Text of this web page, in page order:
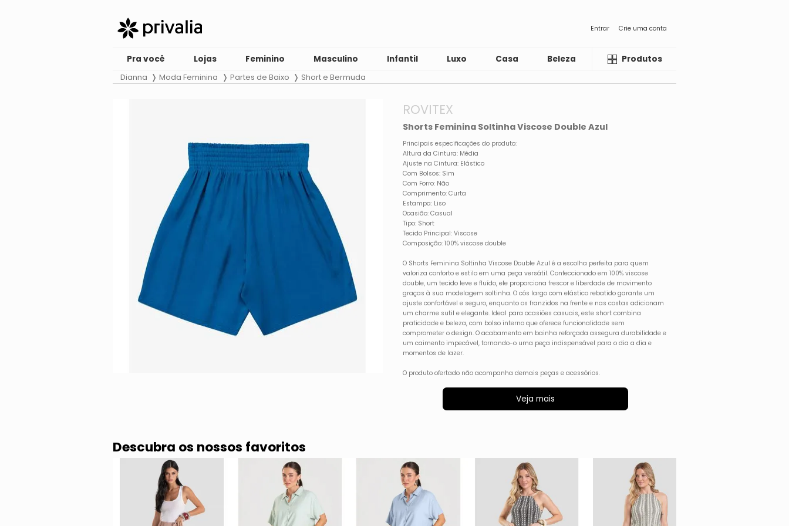
Entrar Crie uma conta
Pra você Lojas Feminino Masculino Infantil Luxo Casa Beleza LiquidaProdutos
Dianna Moda Feminina Partes de Baixo Short e Bermuda
ROVITEX
Shorts Feminina Soltinha Viscose Double Azul
Principais especificações do produto:
Altura da Cintura: Média
Ajuste na Cintura: Elástico
Com Bolsos: Sim
Com Forro: Não
Comprimento: Curta
Estampa: Liso
Ocasião: Casual
Tipo: Short
Tecido Principal: Viscose
Composição: 100% viscose double
O Shorts Feminina Soltinha Viscose Double Azul é a escolha perfeita para quem
valoriza conforto e estilo em uma peça versátil. Confeccionado em 100% viscose
double, um tecido leve e fluído, ele proporciona frescor e liberdade de movimento
graças à sua modelagem soltinha. O cós largo com elástico rebatido garante um
ajuste confortável e seguro, enquanto os franzidos na frente e nas costas adicionam
um charme sutil e elegante. Ideal para ocasiões casuais, este short combina
praticidade e beleza, com bolso interno que oferece funcionalidade sem
comprometer o design. O acabamento em bainha reforçada assegura durabilidade e
um caimento impecável, tornando-o uma peça indispensável para o dia a dia e
momentos de lazer.
O produto ofertado não acompanha demais peças e acessórios.
Veja mais
Descubra os nossos favoritos